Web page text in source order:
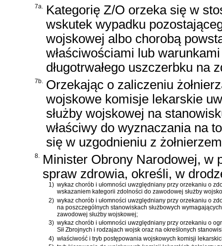
7a. Kategorię Z/O orzeka się w
wskutek wypadku
wojskowej albo chorobą
właściwościami lub
długotrwałego uszczerbku na
7b. Orzekając o zaliczeniu
wojskowe komisje lekarskie
służby wojskowej na
właściwy do wyznaczania na
się w uzgodnieniu z
8. Minister Obrony Narodowej, w
spraw zdrowia, określi, w
1) wykaz chorób i ułomności uwzględniany przy orzekaniu o
wskazaniem kategorii zdolności do zawodowej służby
2) wykaz chorób i ułomności uwzględniany przy orzekaniu o
na poszczególnych stanowiskach służbowych
zawodowej służby wojskowej;
3) wykaz chorób i ułomności uwzględniany przy orzekaniu o
Sił Zbrojnych i rodzajach wojsk oraz na określonych
4) właściwość i tryb postępowania wojskowych komisji